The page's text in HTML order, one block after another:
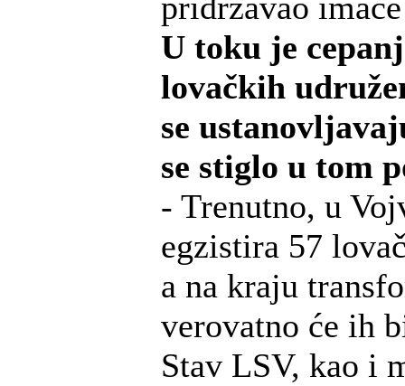
pridržavao
U toku je
lovačkih
se
se stiglo u tom
- Trenutno, u
egzistira 57
a na kraju
verovatno će ih
Stav LSV, kao i